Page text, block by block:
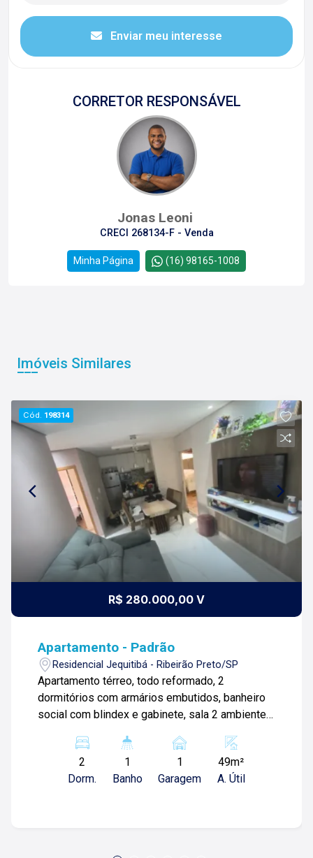
Enviar meu interesse
CORRETOR RESPONSÁVEL
Jonas Leoni
CRECI 268134-F - Venda
Minha Página (16) 98165-1008
Imóveis Similares
Cód. 198314
R$ 280.000,00 V
Apartamento - Padrão
Residencial Jequitibá - Ribeirão Preto/SP
Apartamento térreo, todo reformado, 2
dormitórios com armários embutidos, banheiro
social com blindex e gabinete, sala 2 ambientes
rebaixamento, cozinha planejada, área de
serviços, quintal com saída pela sala e
cobertura de telha romana, balcão e pias de
2
Dorm.
1
Banho
1
Garagem
49m²
A. Útil